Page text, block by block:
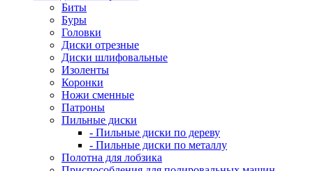
Биты
Буры
Головки
Диски отрезные
Диски шлифовальные
Изоленты
Коронки
Ножи сменные
Патроны
Пильные диски
- Пильные диски по дереву
- Пильные диски по металлу
Полотна для лобзика